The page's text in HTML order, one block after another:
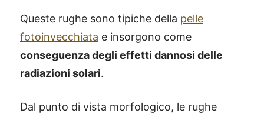
Queste rughe sono tipiche della pelle
fotoinvecchiata e insorgono come
conseguenza degli effetti dannosi delle
radiazioni solari.
Dal punto di vista morfologico, le rughe